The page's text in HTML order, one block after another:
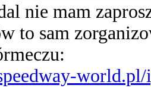
nie mam
to sam